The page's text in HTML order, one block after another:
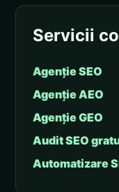
Servicii
Agenție SEO
Agenție AEO
Agenție GEO
Audit SEO
Automatizare